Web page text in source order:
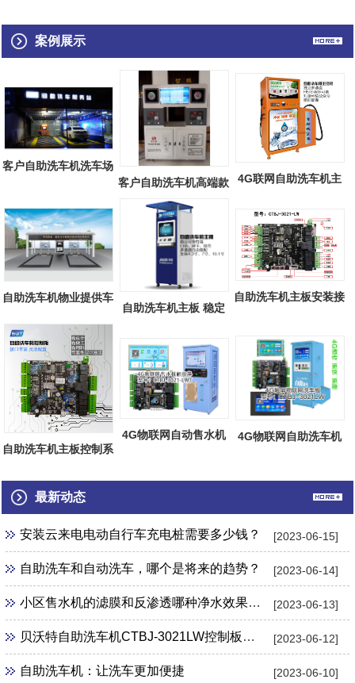
案例展示
客户自助洗车机洗车场
客户自助洗车机高端款
4G联网自助洗车机主
自助洗车机物业提供车
自助洗车机主板 稳定
自助洗车机主板安装接
自助洗车机主板控制系
4G物联网自动售水机
4G物联网自助洗车机
最新动态
[2023-06-15]
安装云来电电动自行车充电桩需要多少钱？
[2023-06-14]
自助洗车和自动洗车，哪个是将来的趋势？
[2023-06-13]
小区售水机的滤膜和反渗透哪种净水效果更好？
[2023-06-12]
贝沃特自助洗车机CTBJ-3021LW控制板怎么样？
[2023-06-10]
自助洗车机：让洗车更加便捷